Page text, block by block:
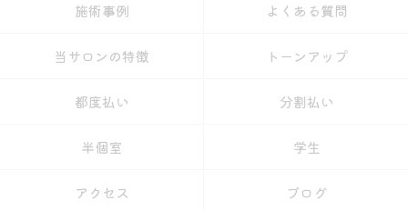
施術事例 よくある質問
当サロンの特徴 トーンアップ
都度払い 分割払い
半個室 学生
アクセス ブログ